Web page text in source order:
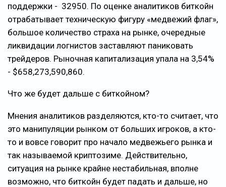
поддержки - 32950. По оценке аналитиков биткойн
отрабатывает техническую фигуру «медвежий флаг»,
большое количество страха на рынке, очередные
ликвидации логнистов заставляют паниковать
трейдеров. Рыночная капитализация упала на 3,54%
- $658,273,590,860.
Что же будет дальше с биткойном?
Мнения аналитиков разделяются, кто-то считает, что
это манипуляции рынком от больших игроков, а кто-
то и вовсе говорит про начало медвежьего рынка и
так называемой криптозиме. Действительно,
ситуация на рынке крайне нестабильная, вполне
возможно, что биткойн будет падать и дальше, но